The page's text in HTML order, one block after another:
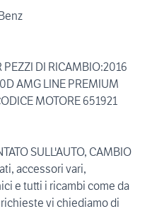
PEZZI DI RICAMBIO:2016
AMG LINE PREMIUM
MOTORE 651921
SULL'AUTO, CAMBIO
accessori vari,
e tutti i ricambi come da
vi chiediamo di